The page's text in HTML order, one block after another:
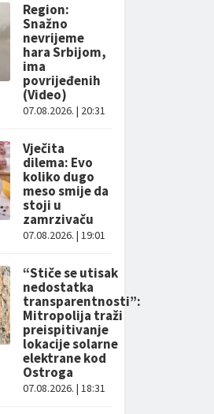
Region:
Snažno
nevrijeme
hara Srbijom,
ima
povrijeđenih
(Video)
07.08.2026. | 20:31
Vječita
dilema: Evo
koliko dugo
meso smije da
stoji u
zamrzivaču
07.08.2026. | 19:01
“Stiče se utisak
nedostatka
transparentnosti”:
Mitropolija traži
preispitivanje
lokacije solarne
elektrane kod
Ostroga
07.08.2026. | 18:31